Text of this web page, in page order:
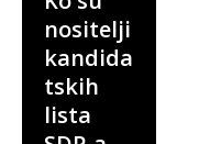
nositelji
kandida
tskih
lista